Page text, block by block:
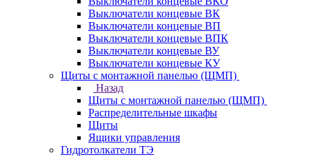
Выключатели концевые ВК
Выключатели концевые ВП
Выключатели концевые ВПК
Выключатели концевые ВУ
Выключатели концевые КУ
Щиты с монтажной панелью (ЩМП)
Назад
Щиты с монтажной панелью (ЩМП)
Распределительные шкафы
Щиты
Ящики управления
Гидротолкатели ТЭ